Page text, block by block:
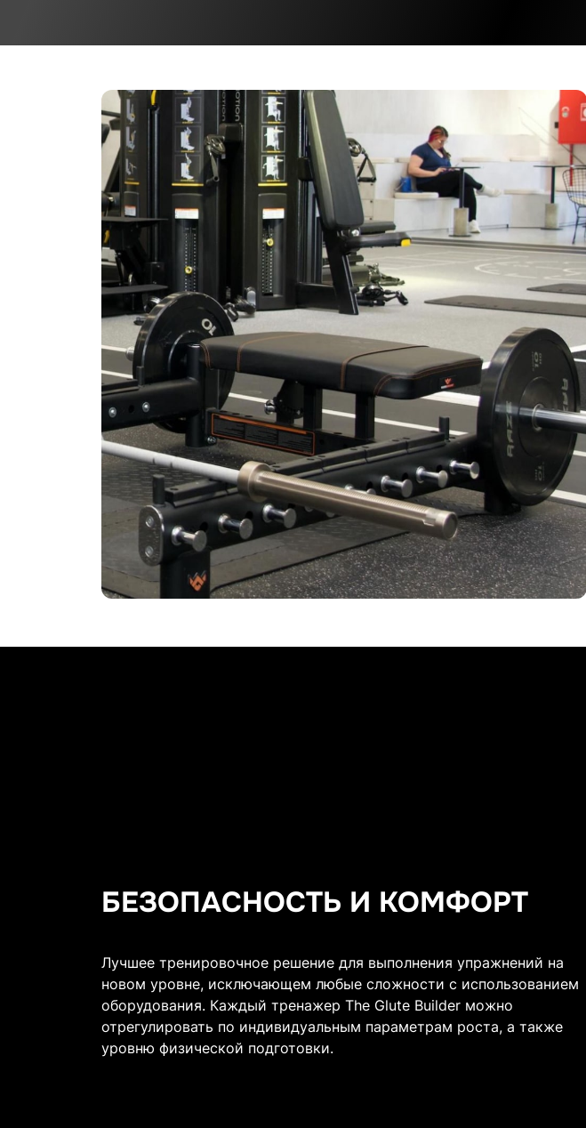
БЕЗОПАСНОСТЬ И КОМФОРТ
Лучшее тренировочное решение для выполнения упражнений на
новом уровне, исключающем любые сложности с использованием
оборудования. Каждый тренажер The Glute Builder можно
отрегулировать по индивидуальным параметрам роста, а также
уровню физической подготовки.